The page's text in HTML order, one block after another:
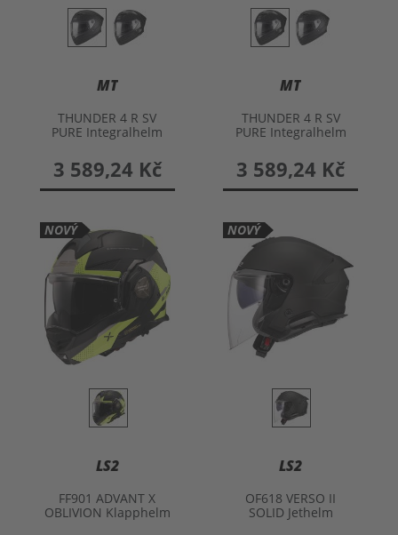
MT
THUNDER 4 R SV
PURE Integralhelm
3 589,24 Kč
MT
THUNDER 4 R SV
PURE Integralhelm
3 589,24 Kč
NOVÝ
LS2
FF901 ADVANT X
OBLIVION Klapphelm
NOVÝ
LS2
OF618 VERSO II
SOLID Jethelm